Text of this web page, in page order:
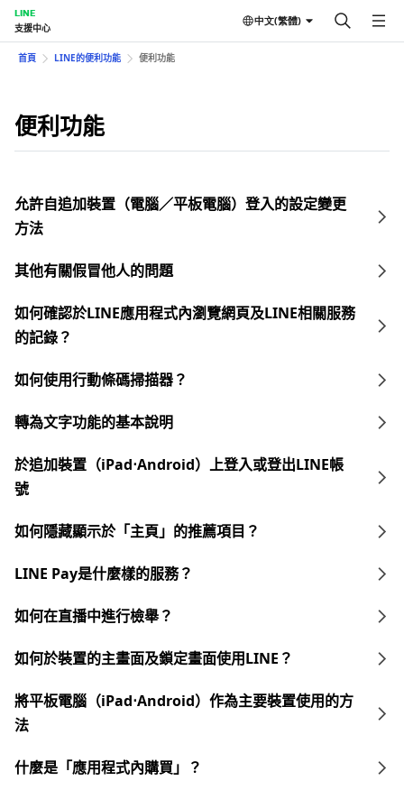
LINE
支援中心
中文(繁體)
首頁 LINE的便利功能 便利功能
便利功能
允許自追加裝置（電腦／平板電腦）登入的設定變更
方法
其他有關假冒他人的問題
如何確認於LINE應用程式內瀏覽網頁及LINE相關服務
的記錄？
如何使用行動條碼掃描器？
轉為文字功能的基本說明
於追加裝置（iPad⋅Android）上登入或登出LINE帳
號
如何隱藏顯示於「主頁」的推薦項目？
LINE Pay是什麼樣的服務？
如何在直播中進行檢舉？
如何於裝置的主畫面及鎖定畫面使用LINE？
將平板電腦（iPad⋅Android）作為主要裝置使用的方
法
什麼是「應用程式內購買」？